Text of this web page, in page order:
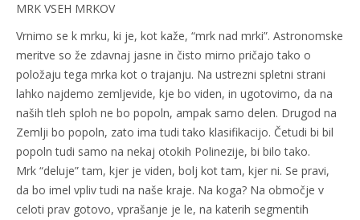
MRK VSEH MRKOV
Vrnimo se k mrku, ki je, kot kaže, “mrk nad mrki”. Astronomske
meritve so že zdavnaj jasne in čisto mirno pričajo tako o
položaju tega mrka kot o trajanju. Na ustrezni spletni strani
lahko najdemo zemljevide, kje bo viden, in ugotovimo, da na
naših tleh sploh ne bo popoln, ampak samo delen. Drugod na
Zemlji bo popoln, zato ima tudi tako klasifikacijo. Četudi bi bil
popoln tudi samo na nekaj otokih Polinezije, bi bilo tako.
Mrk “deluje” tam, kjer je viden, bolj kot tam, kjer ni. Se pravi,
da bo imel vpliv tudi na naše kraje. Na koga? Na območje v
celoti prav gotovo, vprašanje je le, na katerih segmentih